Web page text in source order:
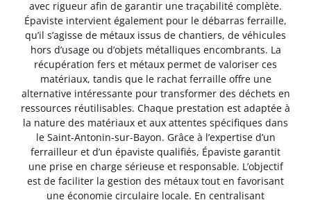
avec rigueur afin de garantir une traçabilité complète.
Épaviste intervient également pour le débarras ferraille,
qu’il s’agisse de métaux issus de chantiers, de véhicules
hors d’usage ou d’objets métalliques encombrants. La
récupération fers et métaux permet de valoriser ces
matériaux, tandis que le rachat ferraille offre une
alternative intéressante pour transformer des déchets en
ressources réutilisables. Chaque prestation est adaptée à
la nature des matériaux et aux attentes spécifiques dans
le Saint-Antonin-sur-Bayon. Grâce à l’expertise d’un
ferrailleur et d’un épaviste qualifiés, Épaviste garantit
une prise en charge sérieuse et responsable. L’objectif
est de faciliter la gestion des métaux tout en favorisant
une économie circulaire locale. En centralisant